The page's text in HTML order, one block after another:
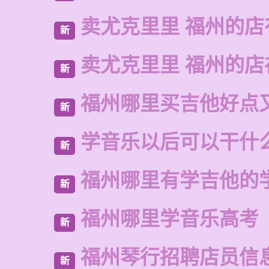
新 卖尤克里里 福州的
新 卖尤克里里 福州的
新 福州哪里买吉他好点
新 学音乐以后可以干什
新 福州哪里有学吉他的
新 福州哪里学音乐高考
新 福州琴行招聘店员信